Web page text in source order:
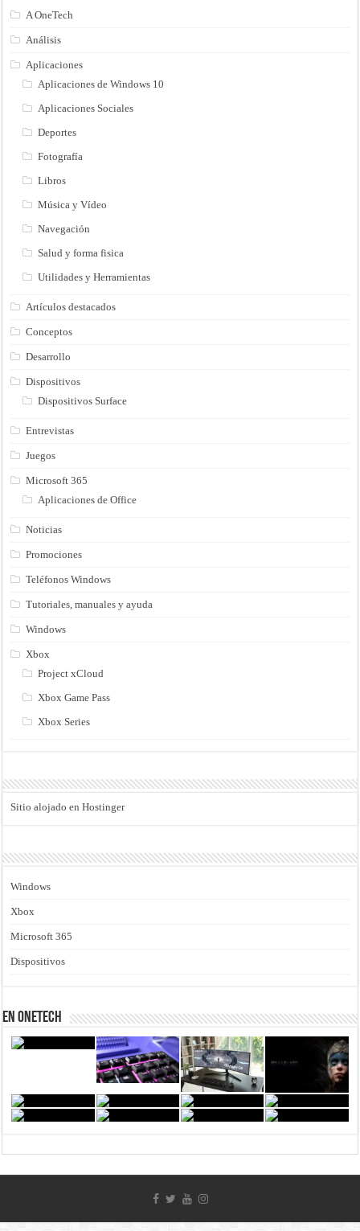
A OneTech
Análisis
Aplicaciones
Aplicaciones de Windows 10
Aplicaciones Sociales
Deportes
Fotografía
Libros
Música y Vídeo
Navegación
Salud y forma fisica
Utilidades y Herramientas
Artículos destacados
Conceptos
Desarrollo
Dispositivos
Dispositivos Surface
Entrevistas
Juegos
Microsoft 365
Aplicaciones de Office
Noticias
Promociones
Teléfonos Windows
Tutoriales, manuales y ayuda
Windows
Xbox
Project xCloud
Xbox Game Pass
Xbox Series
Sitio alojado en Hostinger
Windows
Xbox
Microsoft 365
Dispositivos
En Onetech